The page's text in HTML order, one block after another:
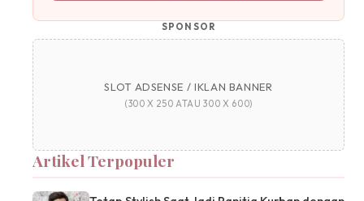
SPONSOR
SLOT ADSENSE / IKLAN BANNER
(300 X 250 ATAU 300 X 600)
Artikel Terpopuler